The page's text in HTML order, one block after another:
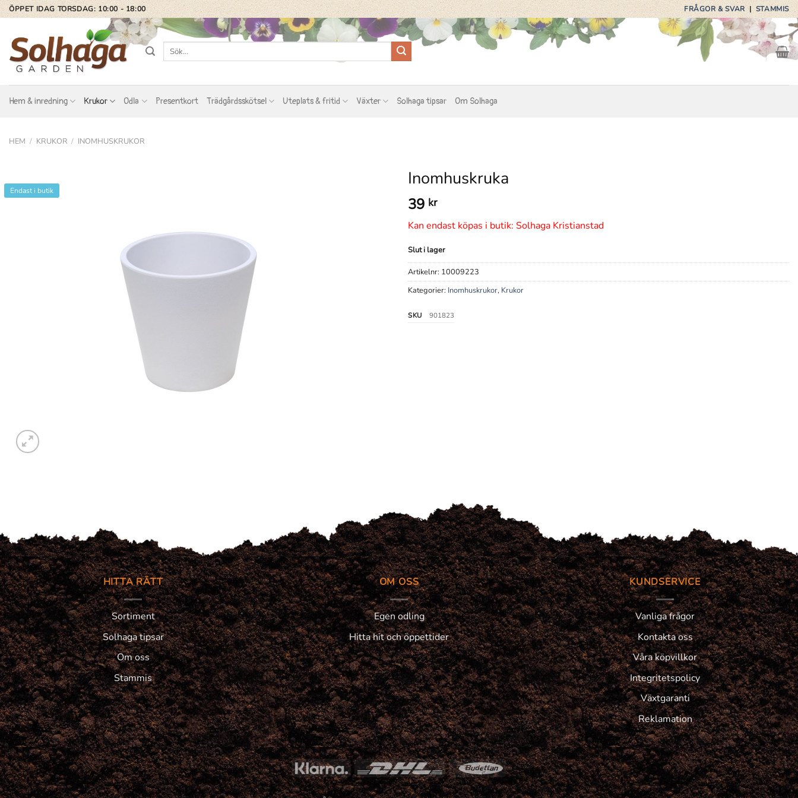
Skip
to
content
ÖPPET IDAG TORSDAG: 10:00 - 18:00 FRÅGOR & SVAR|STAMMIS
Sök
Hem & inredning Krukor Odla Presentkort Trädgårdsskötsel Uteplats & fritid Växter Solhaga tipsar Om Solhaga
HEM / KRUKOR / INOMHUSKRUKOR
Endast i butik
Inomhuskruka
39 kr
Kan endast köpas i butik: Solhaga Kristianstad
Slut i lager
Artikelnr: 10009223
Kategorier: Inomhuskrukor, Krukor
SKU 901823
HITTA RÄTT
Sortiment
Solhaga tipsar
Om oss
Stammis
OM OSS
Egen odling
Hitta hit och öppettider
KUNDSERVICE
Vanliga frågor
Kontakta oss
Våra köpvillkor
Integritetspolicy
Växtgaranti
Reklamation